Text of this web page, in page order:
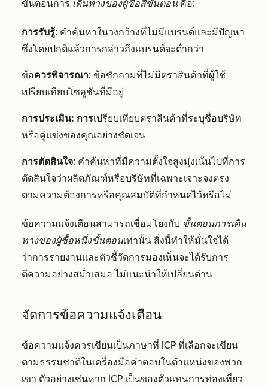
ขั้นตอนการ เดินทางของผู้ซื้อสี่ขั้นตอน คือ:
การรับรู้: คำค้นหาในวงกว้างที่ไม่มีแบรนด์และมีปัญหา
ซึ่งโดยปกติแล้วการกล่าวถึงแบรนด์จะต่ำกว่า
ข้อควรพิจารณา: ข้อซักถามที่ไม่มีตราสินค้าที่ผู้ใช้
เปรียบเทียบโซลูชันที่มีอยู่
การประเมิน: การเปรียบเทียบตราสินค้าที่ระบุชื่อบริษัท
หรือคู่แข่งของคุณอย่างชัดเจน
การตัดสินใจ: คำค้นหาที่มีความตั้งใจสูงมุ่งเน้นไปที่การ
ตัดสินใจว่าผลิตภัณฑ์หรือบริษัทที่เฉพาะเจาะจงตรง
ตามความต้องการหรือคุณสมบัติที่กำหนดไว้หรือไม่
ข้อความแจ้งเตือนสามารถเชื่อมโยงกับ ขั้นตอนการเดิน
ทางของผู้ซื้อหนึ่งขั้นตอนเท่านั้น สิ่งนี้ทำให้มั่นใจได้
ว่าการรายงานและตัวชี้วัดการมองเห็นจะได้รับการ
ตีความอย่างสม่ำเสมอ ไม่แนะนำให้เปลี่ยนด่าน
จัดการข้อความแจ้งเตือน
ข้อความแจ้งควรเขียนเป็นภาษาที่ ICP ที่เลือกจะเขียน
ตามธรรมชาติในเครื่องมือคำตอบในตำแหน่งของพวก
เขา ตัวอย่างเช่นหาก ICP เป็นของตัวแทนการท่องเที่ยว